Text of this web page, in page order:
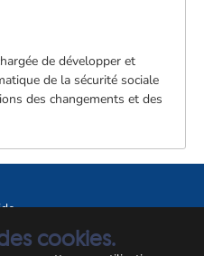
cookies.
de développer et
de la sécurité sociale
des changements et des
du site